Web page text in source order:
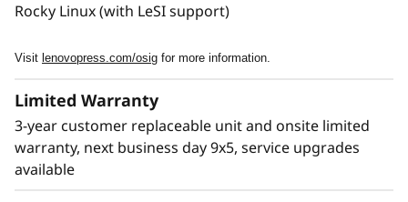
Rocky Linux (with LeSI support)
Visit lenovopress.com/osig for more information.
Limited Warranty
3-year customer replaceable unit and onsite limited
warranty, next business day 9x5, service upgrades
available